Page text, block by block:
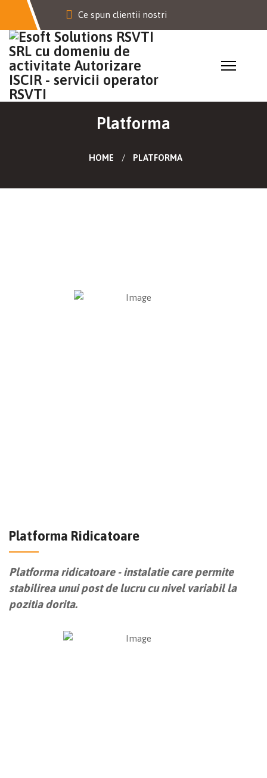
Ce spun clientii nostri
Platforma
HOME PLATFORMA
Platforma Ridicatoare
Platforma ridicatoare - instalatie care permite
stabilirea unui post de lucru cu nivel variabil la
pozitia dorita.